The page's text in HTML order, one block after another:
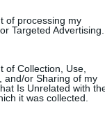
of processing my
Targeted Advertising.
of Collection, Use,
and/or Sharing of my
Is Unrelated with
it was collected.